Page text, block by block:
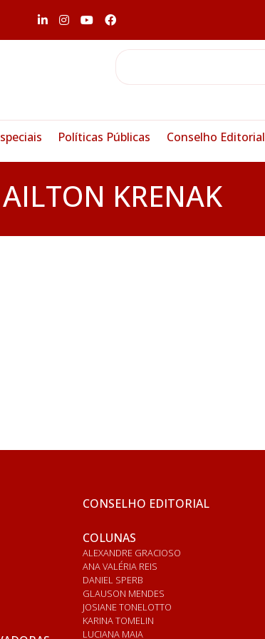
Políticas Públicas Conselho Editorial
AILTON KRENAK
CONSELHO EDITORIAL
COLUNAS
ALEXANDRE GRACIOSO
ANA VALÉRIA REIS
DANIEL SPERB
GLAUSON MENDES
JOSIANE TONELOTTO
KARINA TOMELIN
LUCIANA MAIA